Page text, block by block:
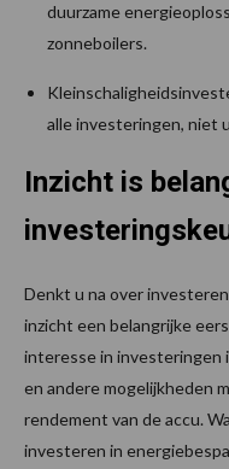
duurzame
zonneboilers.
alle investeringen, niet
Inzicht is
Denkt u na over
inzicht een belangrijke
interesse in investeringen
en andere mogelijkheden
rendement van de accu.
investeren in